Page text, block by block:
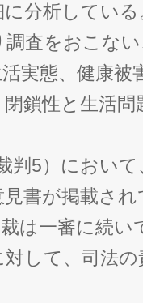
分析してい
調査をおこな
実態、健康
鎖性と生活
判5）におい
書が掲載さ
は一審に続い
して、司法